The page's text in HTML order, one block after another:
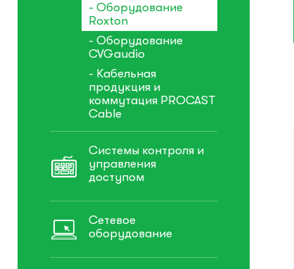
- Оборудование
Roxton
- Оборудование
CVGaudio
- Кабельная
продукция и
коммутация PROCAST
Cable
Системы контроля и
управления
доступом
Сетевое
оборудование